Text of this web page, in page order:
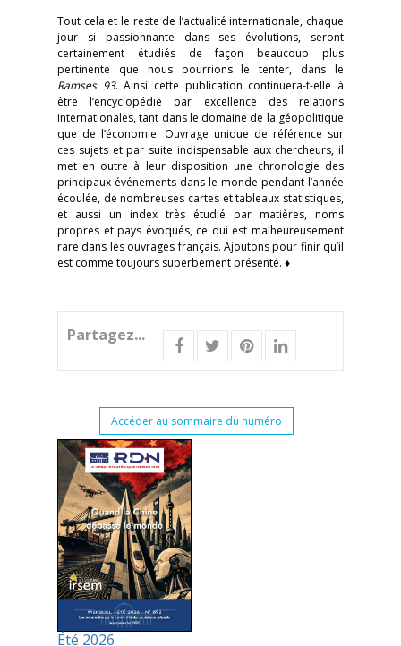
Tout cela et le reste de l’actualité internationale, chaque
jour si passionnante dans ses évolutions, seront
certainement étudiés de façon beaucoup plus
pertinente que nous pourrions le tenter, dans le
Ramses 93. Ainsi cette publication continuera-t-elle à
être l’encyclopédie par excellence des relations
internationales, tant dans le domaine de la géopolitique
que de l’économie. Ouvrage unique de référence sur
ces sujets et par suite indispensable aux chercheurs, il
met en outre à leur disposition une chronologie des
principaux événements dans le monde pendant l’année
écoulée, de nombreuses cartes et tableaux statistiques,
et aussi un index très étudié par matières, noms
propres et pays évoqués, ce qui est malheureusement
rare dans les ouvrages français. Ajoutons pour finir qu’il
est comme toujours superbement présenté. ♦
Partagez...
Accéder au sommaire du numéro
Été 2026